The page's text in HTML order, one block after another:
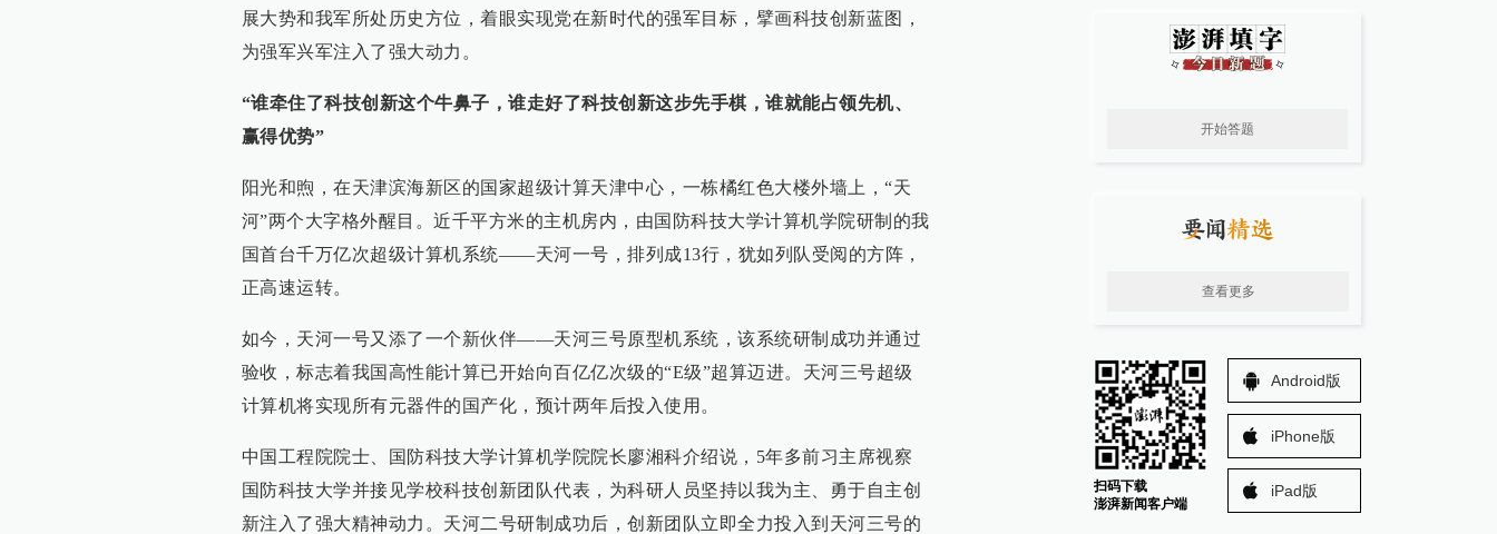
展大势和我军所处历史方位，着眼实现党在新时代的强军目标，擘画科技创新蓝图，
为强军兴军注入了强大动力。
“谁牵住了科技创新这个牛鼻子，谁走好了科技创新这步先手棋，谁就能占领先机、
赢得优势”
阳光和煦，在天津滨海新区的国家超级计算天津中心，一栋橘红色大楼外墙上，“天
河”两个大字格外醒目。近千平方米的主机房内，由国防科技大学计算机学院研制的我
国首台千万亿次超级计算机系统——天河一号，排列成13行，犹如列队受阅的方阵，
正高速运转。
如今，天河一号又添了一个新伙伴——天河三号原型机系统，该系统研制成功并通过
验收，标志着我国高性能计算已开始向百亿亿次级的“E级”超算迈进。天河三号超级
计算机将实现所有元器件的国产化，预计两年后投入使用。
中国工程院院士、国防科技大学计算机学院院长廖湘科介绍说，5年多前习主席视察
国防科技大学并接见学校科技创新团队代表，为科研人员坚持以我为主、勇于自主创
新注入了强大精神动力。天河二号研制成功后，创新团队立即全力投入到天河三号的
开始答题
查看更多
扫码下载
澎湃新闻客户端
Android版
iPhone版
iPad版